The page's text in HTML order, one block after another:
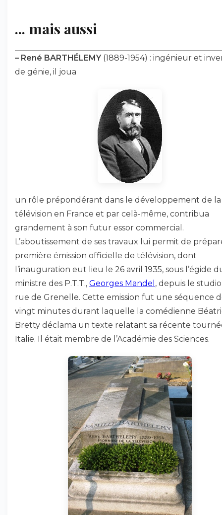
... mais aussi
– René BARTHÉLEMY(1889-1954) : ingénieur et
de génie, il joua
un rôle prépondérant dans le développement de la
télévision en France et par celà-même, contribua
grandement à son futur essor commercial.
L’aboutissement de ses travaux lui permit de
première émission officielle de télévision, dont
l’inauguration eut lieu le 26 avril 1935, sous l’égide
ministre des P.T.T., Georges Mandel , depuis le
rue de Grenelle. Cette emission fut une séquence
vingt minutes durant laquelle la comédienne
Bretty déclama un texte relatant sa récente
Italie. Il était membre de l’Académie des Sciences.